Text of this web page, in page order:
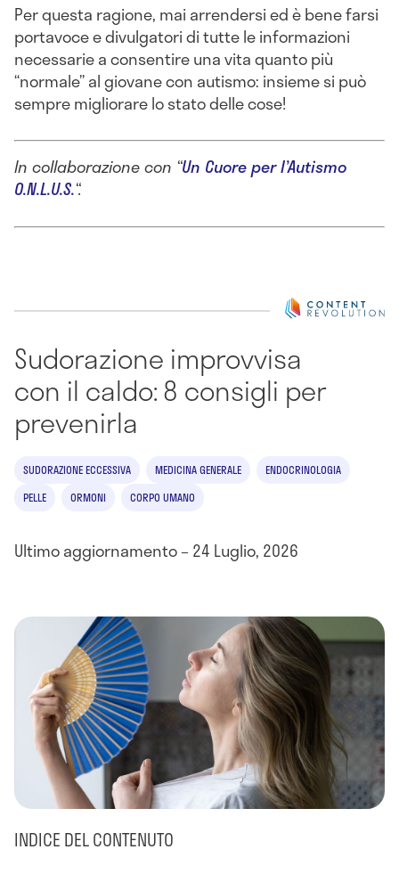
Per questa ragione, mai arrendersi ed è bene farsi
portavoce e divulgatori di tutte le informazioni
necessarie a consentire una vita quanto più
“normale” al giovane con autismo: insieme si può
sempre migliorare lo stato delle cose!
In collaborazione con “Un Cuore per l’Autismo
O.N.L.U.S.“.
Sudorazione improvvisa
con il caldo: 8 consigli per
prevenirla
SUDORAZIONE ECCESSIVA MEDICINA GENERALE
ENDOCRINOLOGIA
PELLE
ORMONI CORPO UMANO
Ultimo aggiornamento – 24 Luglio, 2026
INDICE DEL CONTENUTO